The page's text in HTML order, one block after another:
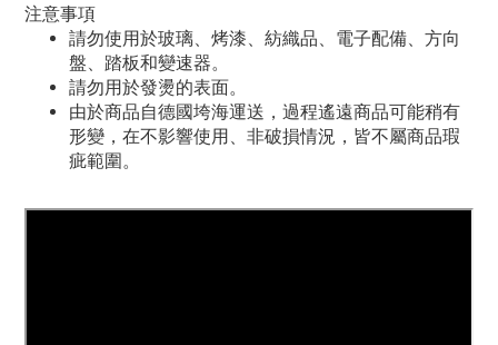
注意事項
請勿使用於玻璃、烤漆、紡織品、電子配備、方向
盤、踏板和變速器。
請勿用於發燙的表面。
由於商品自德國垮海運送，過程遙遠商品可能稍有
形變，在不影響使用、非破損情況，皆不屬商品瑕
疵範圍。